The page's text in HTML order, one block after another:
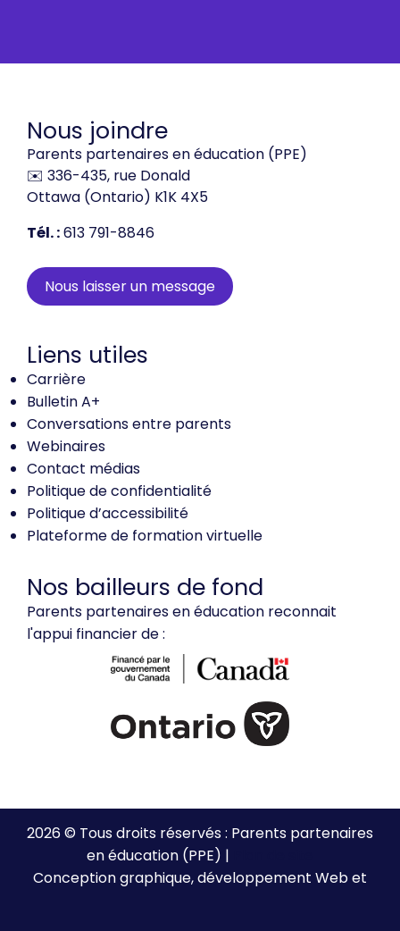
Nous joindre
Parents partenaires en éducation (PPE)
✉️ 336-435, rue Donald
Ottawa (Ontario) K1K 4X5
Tél. :613 791-8846
Nous laisser un message
Liens utiles
Carrière
Bulletin A+
Conversations entre parents
Webinaires
Contact médias
Politique de confidentialité
Politique d’accessibilité
Plateforme de formation virtuelle
Nos bailleurs de fond
Parents partenaires en éducation reconnait
l'appui financier de :
2026 © Tous droits réservés : Parents partenaires
en éducation (PPE) |
Conception graphique, développement Web et